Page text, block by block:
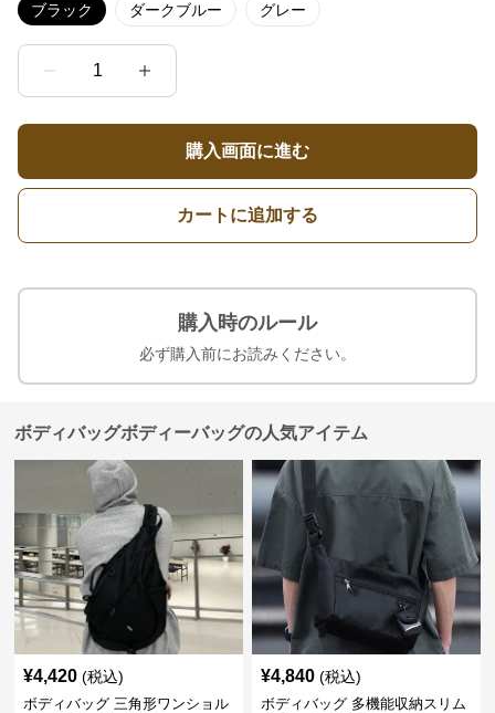
ブラック ダークブルー グレー
1
購入画面に進む
カートに追加する
購入時のルール
必ず購入前にお読みください。
ボディバッグボディーバッグの人気アイテム
¥4,420 (税込)
ボディバッグ 三角形ワンショル
¥4,840 (税込)
ボディバッグ 多機能収納スリム